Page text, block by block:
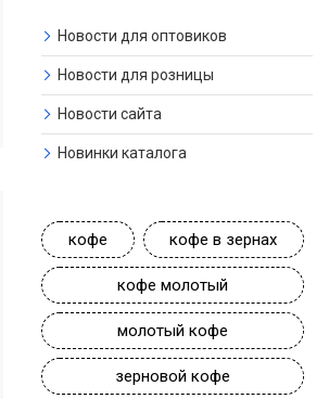
Новости для оптовиков
Новости для розницы
Новости сайта
Новинки каталога
кофе кофе в зернах
кофе молотый
молотый кофе
зерновой кофе